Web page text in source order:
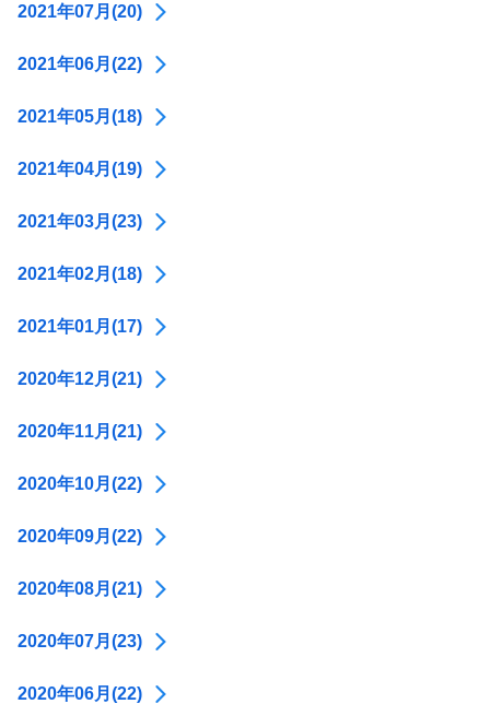
2021年07月(20)
2021年06月(22)
2021年05月(18)
2021年04月(19)
2021年03月(23)
2021年02月(18)
2021年01月(17)
2020年12月(21)
2020年11月(21)
2020年10月(22)
2020年09月(22)
2020年08月(21)
2020年07月(23)
2020年06月(22)